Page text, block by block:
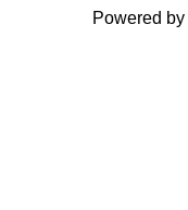
Powered by